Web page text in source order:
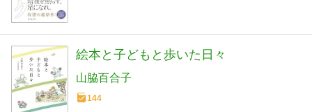
絵本と子どもと歩いた日々
山脇百合子
144